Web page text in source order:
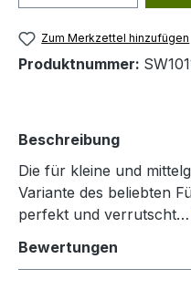
Zum Merkzettel hinzufügen
Produktnummer:
Beschreibung
Die für kleine und
Variante des beliebten
perfekt und verrutscht…
Bewertungen